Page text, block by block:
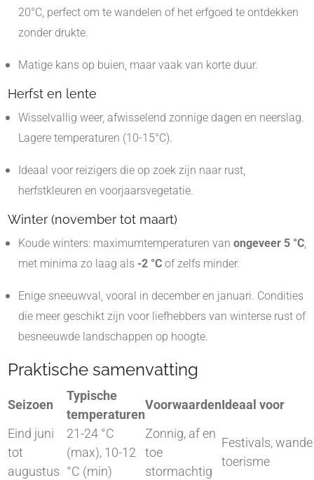
20°C, perfect om te wandelen of het erfgoed te ontdekken
zonder drukte.
Matige kans op buien, maar vaak van korte duur.
Herfst en lente
Wisselvallig weer, afwisselend zonnige dagen en neerslag.
Lagere temperaturen (10-15°C).
Ideaal voor reizigers die op zoek zijn naar rust,
herfstkleuren en voorjaarsvegetatie.
Winter (november tot maart)
Koude winters: maximumtemperaturen van ongeveer 5 °C,
met minima zo laag als -2 °C of zelfs minder.
Enige sneeuwval, vooral in december en januari. Condities
die meer geschikt zijn voor liefhebbers van winterse rust of
besneeuwde landschappen op hoogte.
Praktische samenvatting
Seizoen
Typische
temperaturen
VoorwaardenIdeaal voor
Eind juni
tot
augustus
21-24 °C
(max), 10-12
°C (min)
Zonnig, af en
toe
stormachtig
Festivals,
toerisme